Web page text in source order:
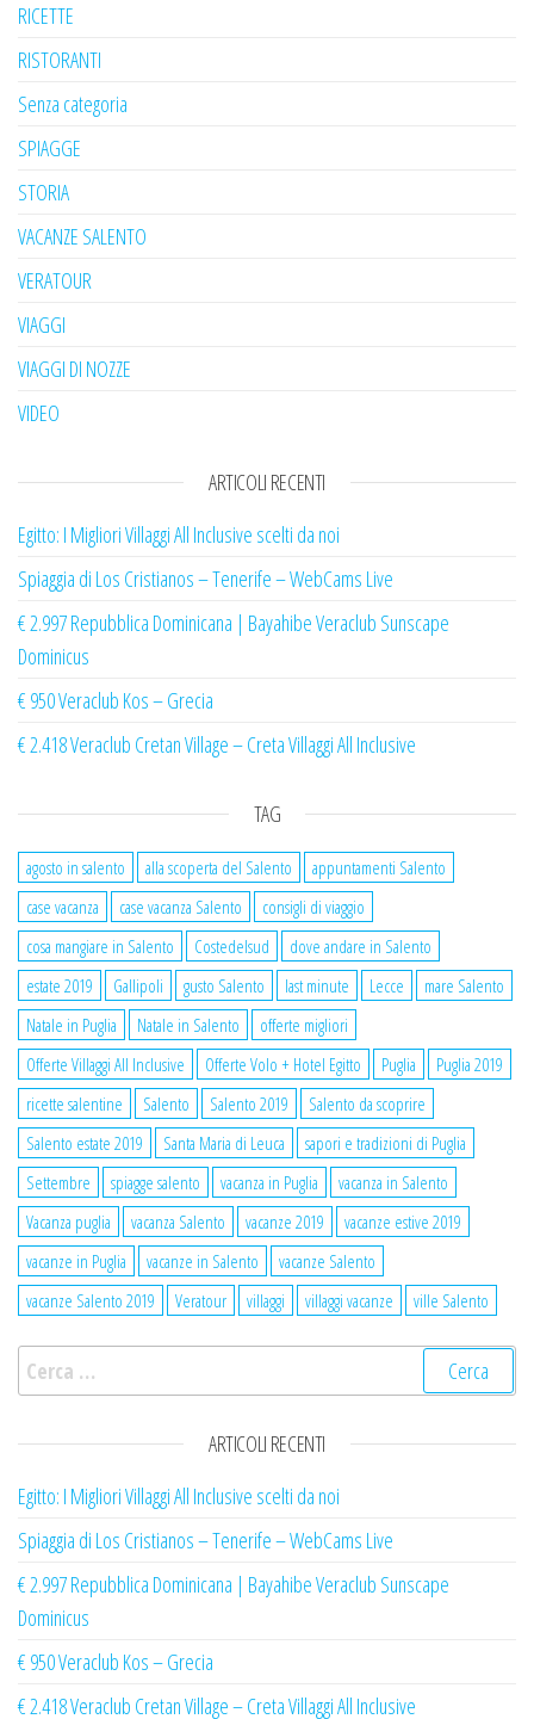
RICETTE
RISTORANTI
Senza categoria
SPIAGGE
STORIA
VACANZE SALENTO
VERATOUR
VIAGGI
VIAGGI DI NOZZE
VIDEO
ARTICOLI RECENTI
Egitto: I Migliori Villaggi All Inclusive scelti da noi
Spiaggia di Los Cristianos – Tenerife – WebCams Live
€ 2.997 Repubblica Dominicana | Bayahibe Veraclub Sunscape
Dominicus
€ 950 Veraclub Kos – Grecia
€ 2.418 Veraclub Cretan Village – Creta Villaggi All Inclusive
TAG
agosto in salento alla scoperta del Salento
appuntamenti Salento
case vacanza
case vacanza Salento
consigli di viaggio
cosa mangiare in Salento
Costedelsud
dove andare in Salento
estate 2019
Gallipoli gusto Salento last minute Lecce
mare Salento
Natale in Puglia
Natale in Salento
offerte migliori
Offerte Villaggi All Inclusive
Offerte Volo + Hotel Egitto Puglia
Puglia 2019
ricette salentine
Salento Salento 2019
Salento da scoprire
Salento estate 2019
Santa Maria di Leuca
sapori e tradizioni di Puglia
Settembre
spiagge salento vacanza in Puglia
vacanza in Salento
Vacanza puglia
vacanza Salento vacanze 2019
vacanze estive 2019
vacanze in Puglia
vacanze in Salento
vacanze Salento
vacanze Salento 2019
Veratour villaggi villaggi vacanze ville Salento
Ricerca per:
ARTICOLI RECENTI
Egitto: I Migliori Villaggi All Inclusive scelti da noi
Spiaggia di Los Cristianos – Tenerife – WebCams Live
€ 2.997 Repubblica Dominicana | Bayahibe Veraclub Sunscape
Dominicus
€ 950 Veraclub Kos – Grecia
€ 2.418 Veraclub Cretan Village – Creta Villaggi All Inclusive